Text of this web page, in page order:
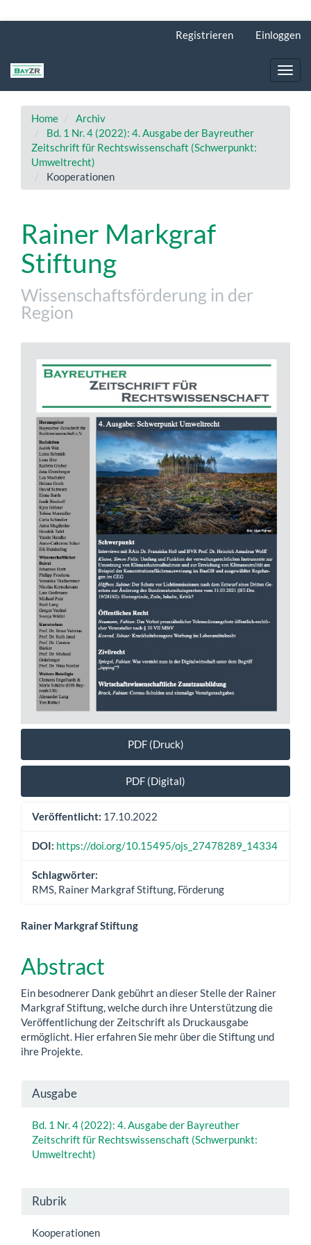
Registrieren Einloggen
Home
Archiv
Bd. 1 Nr. 4 (2022): 4. Ausgabe der Bayreuther
Zeitschrift für Rechtswissenschaft (Schwerpunkt:
Umweltrecht)
Kooperationen
Rainer Markgraf
Stiftung
Wissenschaftsförderung in der
Region
Artikel-
Sidebar
PDF (Druck)
PDF (Digital)
Veröffentlicht: 17.10.2022
DOI: https://doi.org/10.15495/ojs_27478289_14334
Schlagwörter:
RMS, Rainer Markgraf Stiftung, Förderung
Hauptsächlicher
Artikelinhalt
Rainer Markgraf Stiftung
Abstract
Ein besodnerer Dank gebührt an dieser Stelle der Rainer
Markgraf Stiftung, welche durch ihre Unterstützung die
Veröffentlichung der Zeitschrift als Druckausgabe
ermöglicht. Hier erfahren Sie mehr über die Stiftung und
ihre Projekte.
Artikel-
Details
Ausgabe
Bd. 1 Nr. 4 (2022): 4. Ausgabe der Bayreuther
Zeitschrift für Rechtswissenschaft (Schwerpunkt:
Umweltrecht)
Rubrik
Kooperationen